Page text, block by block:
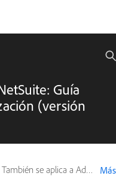
Guía
(versión
También se aplica a Adobe Acrobat Sign Más